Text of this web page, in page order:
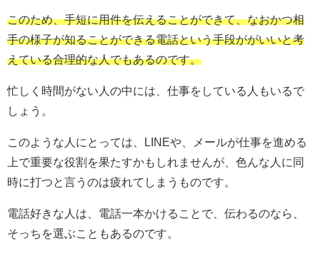
このため、手短に用件を伝えることができて、なおかつ相
手の様子が知ることができる電話という手段ががいいと考
えている合理的な人でもあるのです。
忙しく時間がない人の中には、仕事をしている人もいるで
しょう。
このような人にとっては、LINEや、メールが仕事を進める
上で重要な役割を果たすかもしれませんが、色んな人に同
時に打つと言うのは疲れてしまうものです。
電話好きな人は、電話一本かけることで、伝わるのなら、
そっちを選ぶこともあるのです。